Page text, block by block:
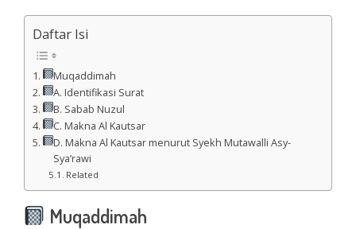
Daftar Isi
Muqaddimah
A. Identifikasi Surat
B. Sabab Nuzul
C. Makna Al Kautsar
D. Makna Al Kautsar menurut Syekh Mutawalli Asy-
Sya’rawi
Related
Muqaddimah